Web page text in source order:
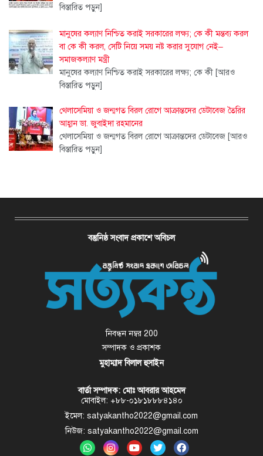
বিস্তারিত পড়ুন]
মানুষের কল্যাণ নিশ্চিত করাই সরকারের লক্ষ্য; কে কী মন্তব্য করল
বা কে কী করল, সেটি নিয়ে সময় নষ্ট করার সুযোগ নেই–
সমাজকল্যাণ মন্ত্রী
মানুষের কল্যাণ নিশ্চিত করাই সরকারের লক্ষ্য; কে কী [আরও
বিস্তারিত পড়ুন]
থেলাসেমিয়া ও জন্মগত বিরল রোগে আক্রান্তদের ডেটাবেজ তৈরির
আহ্বান ডা. জুবাইদা রহমানের
থেলাসেমিয়া ও জন্মগত বিরল রোগে আক্রান্তদের ডেটাবেজ [আরও
বিস্তারিত পড়ুন]
বস্তুনিষ্ঠ সংবাদ প্রকাশে অবিচল
নিবন্ধন নম্বর 200
সম্পাদক ও প্রকাশক
মুহাম্মাদ বিলাল হুসাইন
বার্তা সম্পাদক: মোঃ আবরার আহমেদ
মোবাইল: +৮৮-০১৮১৮৮৮৪১৪০
ইমেল: satyakantho2022@gmail.com
নিউজ: satyakantho2022@gmail.com